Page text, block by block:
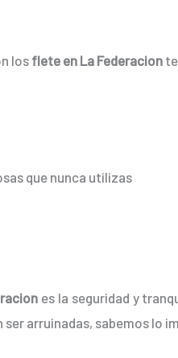
los flete en La Federacion
que nunca utilizas
es la seguridad y
arruinadas, sabemos lo